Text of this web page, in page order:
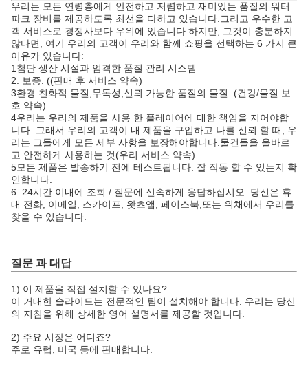
우리는 모든 연령층에게 안전하고 저렴하고 재미있는 품질의 워터
파크 장비를 제공하도록 최선을 다하고 있습니다.그리고 우수한 고
객 서비스로 경쟁사보다 우위에 있습니다.하지만, 그것이 충분하지
않다면, 여기 우리의 고객이 우리와 함께 쇼핑을 선택하는 6 가지 큰
이유가 있습니다:
1첨단 생산 시설과 엄격한 품질 관리 시스템
2. 보증. ((판매 후 서비스 약속)
3환경 친화적 물질,무독성,신뢰 가능한 품질의 물질. (건강/물질 보
호 약속)
4우리는 우리의 제품을 사용 한 플레이어에 대한 책임을 지어야합
니다. 그래서 우리의 고객이 내 제품을 구입하고 나를 신뢰 할 때, 우
리는 그들에게 모든 세부 사항을 보장해야합니다.물건들을 올바르
고 안전하게 사용하는 것(우리 서비스 약속)
5모든 제품은 발송하기 전에 테스트됩니다. 잘 작동 할 수 있는지 확
인합니다.
6. 24시간 이내에 조회 / 질문에 신속하게 응답하십시오. 당신은 휴
대 전화, 이메일, 스카이프, 왓츠앱, 페이스북,또는 위채에서 우리를
찾을 수 있습니다.
질문 과 대답
1) 이 제품을 직접 설치할 수 있나요?
이 거대한 슬라이드는 전문적인 팀이 설치해야 합니다. 우리는 당신
의 지침을 위해 상세한 영어 설명서를 제공할 것입니다.
2) 주요 시장은 어디죠?
주로 유럽, 미국 등에 판매합니다.